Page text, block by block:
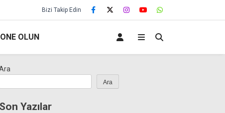
Bizi Takip Edin
OLUN
Ara
Son Yazılar